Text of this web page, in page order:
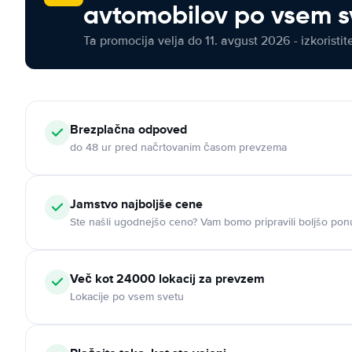
avtomobilov po vsem
Ta promocija velja do 11. avgust 2026 -
Brezplačna odpoved
do 48 ur pred načrtovanim časom prevzema
Jamstvo najboljše cene
Ste našli ugodnejšo ceno? Vam bomo pripravili boljšo
Več kot 24000 lokacij za prevzem
Lokacije po vsem svetu